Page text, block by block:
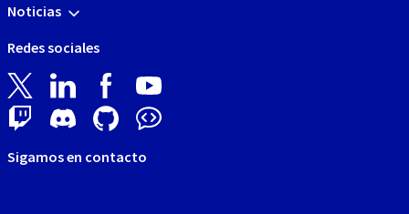
Noticias
Redes sociales
Sigamos en contacto